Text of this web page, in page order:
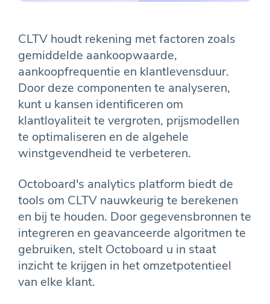
CLTV houdt rekening met factoren zoals
gemiddelde aankoopwaarde,
aankoopfrequentie en klantlevensduur.
Door deze componenten te analyseren,
kunt u kansen identificeren om
klantloyaliteit te vergroten, prijsmodellen
te optimaliseren en de algehele
winstgevendheid te verbeteren.
Octoboard's analytics platform biedt de
tools om CLTV nauwkeurig te berekenen
en bij te houden. Door gegevensbronnen te
integreren en geavanceerde algoritmen te
gebruiken, stelt Octoboard u in staat
inzicht te krijgen in het omzetpotentieel
van elke klant.